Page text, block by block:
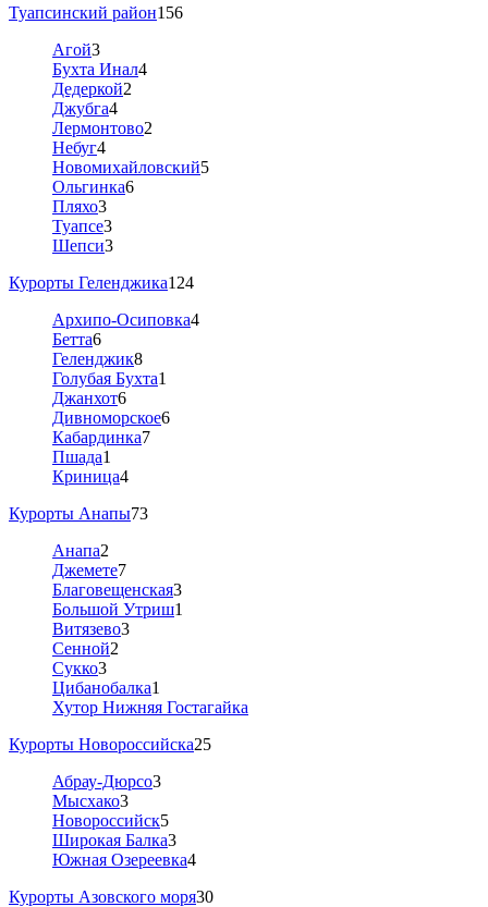
Туапсинский район156
Агой3
Бухта Инал4
Дедеркой2
Джубга4
Лермонтово2
Небуг4
Новомихайловский5
Ольгинка6
Пляхо3
Туапсе3
Шепси3
Курорты Геленджика124
Архипо-Осиповка4
Бетта6
Геленджик8
Голубая Бухта1
Джанхот6
Дивноморское6
Кабардинка7
Пшада1
Криница4
Курорты Анапы73
Анапа2
Джемете7
Благовещенская3
Большой Утриш1
Витязево3
Сенной2
Сукко3
Цибанобалка1
Хутор Нижняя Гостагайка
Курорты Новороссийска25
Абрау-Дюрсо3
Мысхако3
Новороссийск5
Широкая Балка3
Южная Озереевка4
Курорты Азовского моря30